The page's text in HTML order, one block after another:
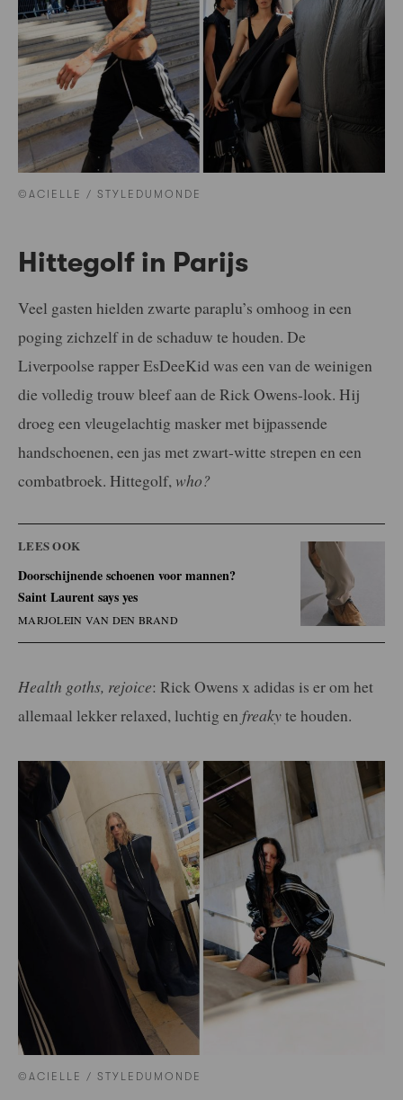
©ACIELLE / STYLEDUMONDE
Hittegolf in Parijs
Veel gasten hielden zwarte paraplu’s omhoog in een
poging zichzelf in de schaduw te houden. De
Liverpoolse rapper EsDeeKid was een van de weinigen
die volledig trouw bleef aan de Rick Owens-look. Hij
droeg een vleugelachtig masker met bijpassende
handschoenen, een jas met zwart-witte strepen en een
combatbroek. Hittegolf, who?
LEES OOK
Doorschijnende schoenen voor mannen?
Saint Laurent says yes
MARJOLEIN VAN DEN BRAND
Health goths, rejoice: Rick Owens x adidas is er om het
allemaal lekker relaxed, luchtig en freakyte houden.
©ACIELLE / STYLEDUMONDE